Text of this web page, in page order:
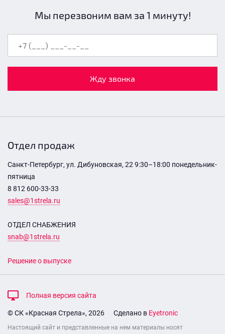
Мы перезвоним вам за 1 минуту!
Жду звонка
Отдел продаж
Санкт-Петербург, ул. Дибуновская, 22 9:30–18:00 понедельник-
пятница
8 812 600-33-33
sales@1strela.ru
ОТДЕЛ СНАБЖЕНИЯ
snab@1strela.ru
Решение о выпуске
Полная версия сайта
© СК «Красная Стрела», 2026 Сделано в Eyetronic
Настоящий сайт и представленные на нем материалы носят